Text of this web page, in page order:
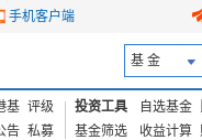
手机客户端
基 金
基 评级
告 私募
投资工具 自选基金
基金筛选
收益计算